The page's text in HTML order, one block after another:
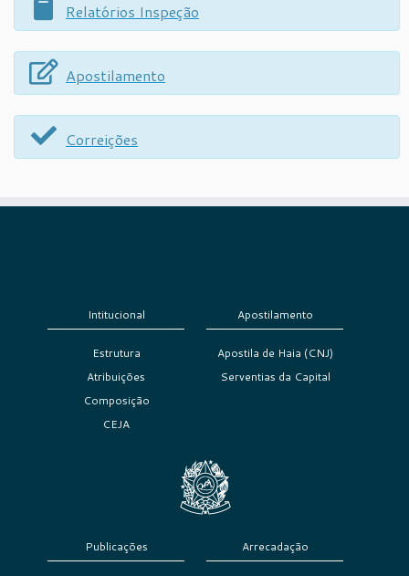
Relatórios Inspeção
Apostilamento
Correições
Intitucional
Estrutura
Atribuições
Composição
CEJA
Apostilamento
Apostila de Haia (CNJ)
Serventias da Capital
Publicações Arrecadação